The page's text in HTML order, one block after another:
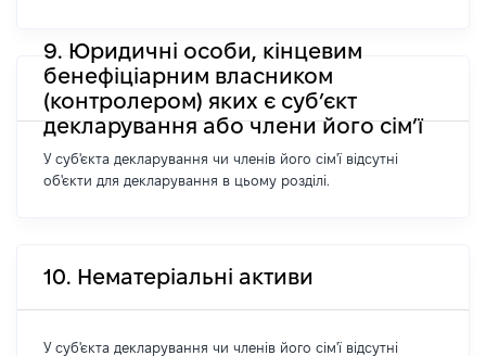
9. Юридичні особи, кінцевим
бенефіціарним власником
(контролером) яких є суб’єкт
декларування або члени його сім’ї
У суб'єкта декларування чи членів його сім'ї відсутні
об'єкти для декларування в цьому розділі.
10. Нематеріальні активи
У суб'єкта декларування чи членів його сім'ї відсутні